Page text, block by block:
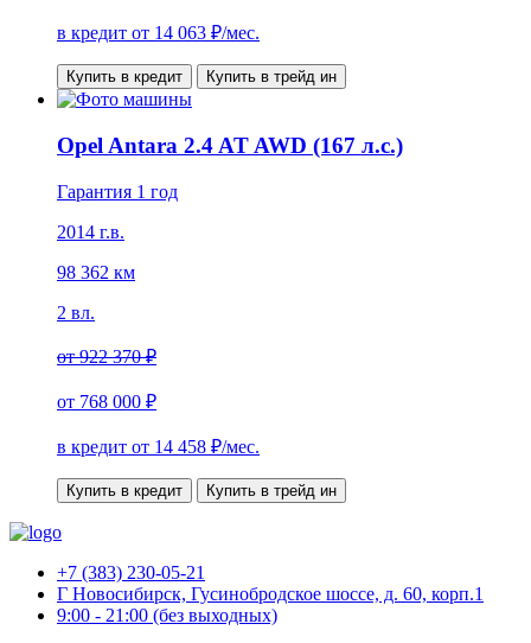
в кредит от 14 063 ₽/мес.
Купить в кредит Купить в трейд ин
Opel Antara 2.4 AT AWD (167 л.с.)
Гарантия 1 год
2014 г.в.
98 362 км
2 вл.
от922 370 ₽
от 768 000 ₽
в кредит от 14 458 ₽/мес.
Купить в кредит Купить в трейд ин
+7 (383) 230-05-21
Г Новосибирск, Гусинобродское шоссе, д. 60, корп.1
9:00 - 21:00 (без выходных)